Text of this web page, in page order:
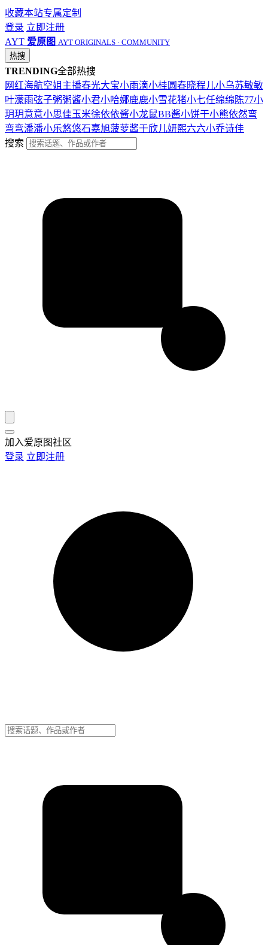
收藏本站专属定制
登录 立即注册
AYT 爱原图 AYT ORIGINALS · COMMUNITY
热搜
TRENDING全部热搜
网红海航空姐 主播春光大宝小雨滴小桂圆春晓程儿小乌苏敏敏
叶濛雨弦子粥粥酱小君小哈娜鹿鹿小雪花猪小七任绵绵 陈77小
玥玥意意小思佳玉米徐依依酱小龙鼠BB酱小饼干小熊依然弯
弯弯潘潘小乐悠悠石嘉旭菠萝酱于欣儿妍熙六六小乔诗佳
搜索
加入爱原图社区
登录 立即注册